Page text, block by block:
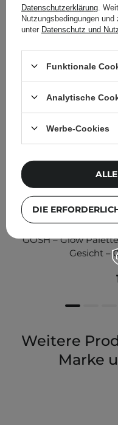
anderen
GOSH – Glow
Gesicht –
Weitere
Marke
Datenschutzerklärung .
Nutzungsbedingungen
unter Datenschutz und
Funktionale
Analytische
Werbe-Cookies
DIE